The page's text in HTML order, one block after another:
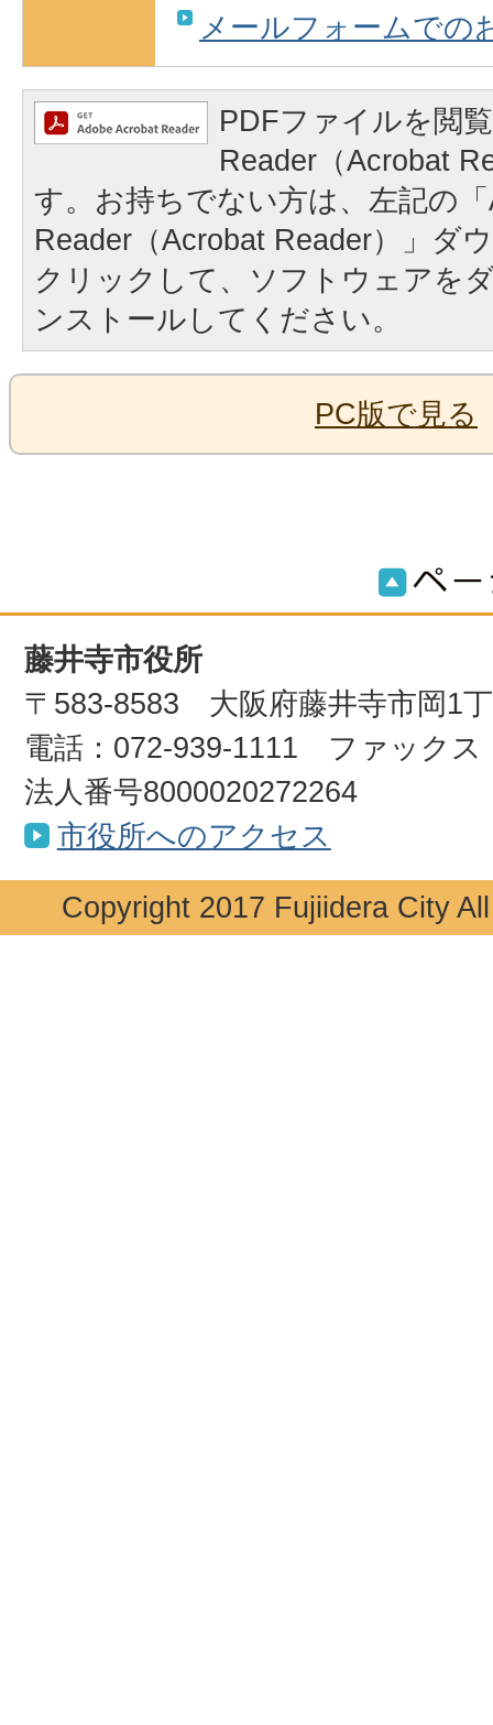
メールフォームでの
PDFファイルを閲
Reader（Acrobat
す。お持ちでない方は、左記の
Reader（Acrobat Reader）」ダ
クリックして、ソフトウェアを
ンストールしてください。
PC版で見る
藤井寺市役所
〒583-8583 大阪府藤井寺市岡1
電話：072-939-1111 ファックス
法人番号8000020272264
市役所へのアクセス
Copyright 2017 Fujiidera City